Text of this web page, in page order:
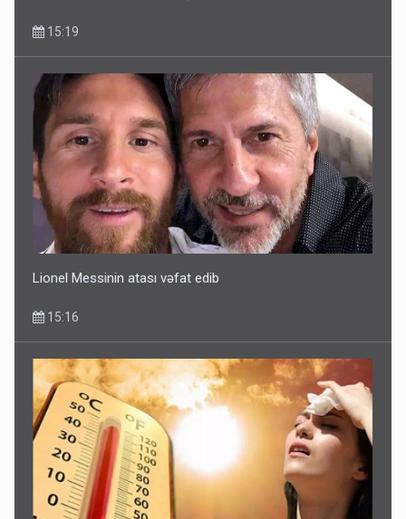
15:19
Lionel Messinin atası vəfat edib
15:16